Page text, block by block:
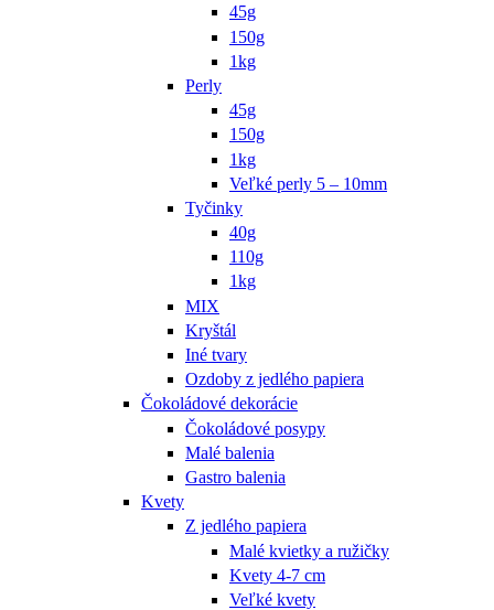
45g
150g
1kg
Perly
45g
150g
1kg
Veľké perly 5 – 10mm
Tyčinky
40g
110g
1kg
MIX
Kryštál
Iné tvary
Ozdoby z jedlého papiera
Čokoládové dekorácie
Čokoládové posypy
Malé balenia
Gastro balenia
Kvety
Z jedlého papiera
Malé kvietky a ružičky
Kvety 4-7 cm
Veľké kvety